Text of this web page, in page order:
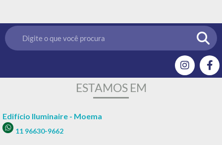
ESTAMOS EM
Edifício Iluminaire - Moema
11 96630-9662